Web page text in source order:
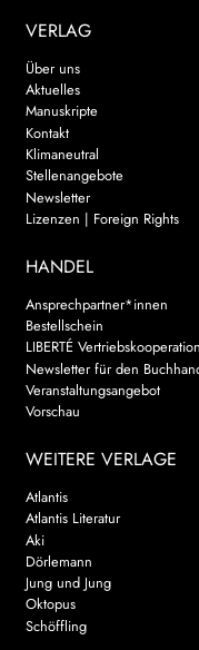
VERLAG
Über uns
Aktuelles
Manuskripte
Kontakt
Klimaneutral
Stellenangebote
Newsletter
Lizenzen | Foreign Rights
HANDEL
Ansprechpartner*innen
Bestellschein
LIBERTÉ Vertriebskooperation
Newsletter für den
Veranstaltungsangebot
Vorschau
WEITERE VERLAGE
Atlantis
Atlantis Literatur
Aki
Dörlemann
Jung und Jung
Oktopus
Schöffling